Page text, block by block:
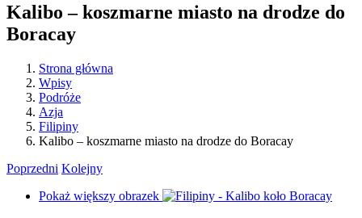
Kalibo – koszmarne miasto na drodze do
Boracay
Strona główna
Wpisy
Podróże
Azja
Filipiny
Kalibo – koszmarne miasto na drodze do Boracay
Poprzedni Kolejny
Pokaż większy obrazek